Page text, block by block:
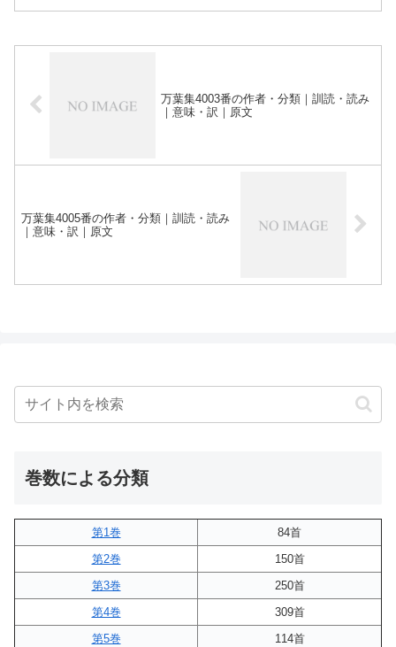
万葉集4003番の作者・分類｜訓読・読み
｜意味・訳｜原文
万葉集4005番の作者・分類｜訓読・読み
｜意味・訳｜原文
巻数による分類
第1巻
84首
第2巻
150首
第3巻
250首
第4巻
309首
第5巻
114首